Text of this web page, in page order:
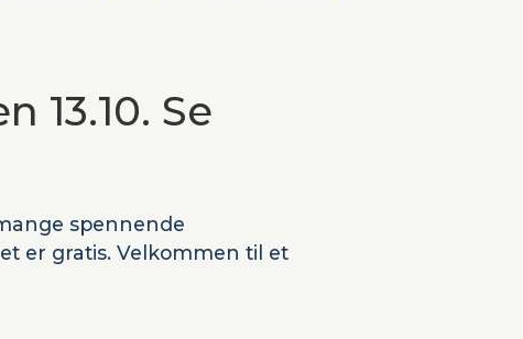
13.10. Se
spennende
er gratis. Velkommen til et